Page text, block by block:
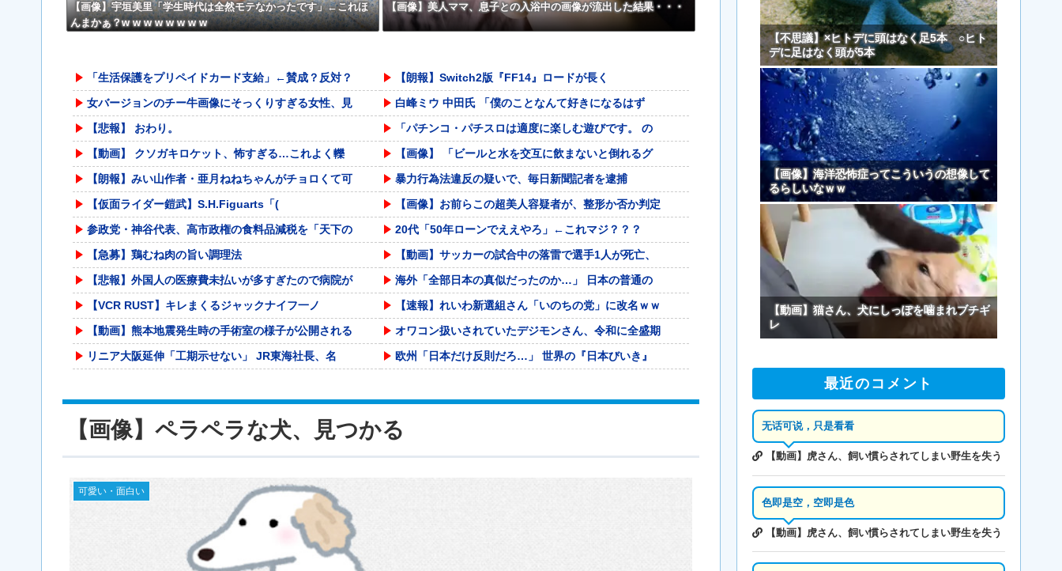
【画像】宇垣美里「学生時代は全然モテなかったです」←これほ
んまかぁ？w w w w w w w w
【画像】美人ママ、息子との入浴中の画像が流出した結果・・・
「生活保護をプリペイドカード支給」←賛成？反対？
【朗報】Switch2版『FF14』ロードが長く
女バージョンのチー牛画像にそっくりすぎる女性、見
白峰ミウ 中田氏 「僕のことなんて好きになるはず
【悲報】 おわり。
「パチンコ・パチスロは適度に楽しむ遊びです。 の
【動画】 クソガキロケット、怖すぎる…これよく轢
【画像】 「ビールと水を交互に飲まないと倒れるグ
【朗報】みい山作者・亜月ねねちゃんがチョロくて可
暴力行為法違反の疑いで、毎日新聞記者を逮捕
【仮面ライダー鎧武】S.H.Figuarts「(
【画像】お前らこの超美人容疑者が、整形か否か判定
参政党・神谷代表、高市政権の食料品減税を「天下の
20代「50年ローンでええやろ」←これマジ？？？
【急募】鶏むね肉の旨い調理法
【動画】サッカーの試合中の落雷で選手1人が死亡、
【悲報】外国人の医療費未払いが多すぎたので病院が
海外「全部日本の真似だったのか…」 日本の普通の
【VCR RUST】キレまくるジャックナイフ一ノ
【速報】れいわ新選組さん「いのちの党」に改名ｗｗ
【動画】熊本地震発生時の手術室の様子が公開される
オワコン扱いされていたデジモンさん、令和に全盛期
リニア大阪延伸「工期示せない」 JR東海社長、名
欧州「日本だけ反則だろ…」 世界の『日本びいき』
エッセイスト「原爆を二度と使わせてはならない」→
【熊本地震】共産党・寺本けんた「災害募金に関する
テンプレ通りのDV・モラが原因で離婚。元義実家に
暴力行為法違反の疑いで、毎日新聞記者を逮捕
元F1王者ハッキネン、フェルスタペンのマクラーレ
福井県のコメ農家「今年はコメを売ってくれと業者が
【画像】 このボケて、破壊力ありすぎてクッソワロ
甲子園出場校 猛暑と資金難に苦しむ | 高
【激走戦隊カーレンジャー】食玩SMP「VRVロボ
「アメリカと日本では漂ってる空気が違う。アメリカ
【画像】ペラペラな犬、見つかる
可愛い・面白い
【不思議】×ヒトデに頭はなく足5本 ○ヒト
デに足はなく頭が5本
【画像】海洋恐怖症ってこういうの想像して
るらしいなｗｗ
【動画】猫さん、犬にしっぽを噛まれブチギ
レ
最近のコメント
无话可说，只是看看
【動画】虎さん、飼い慣らされてしまい野生を失う
色即是空，空即是色
【動画】虎さん、飼い慣らされてしまい野生を失う